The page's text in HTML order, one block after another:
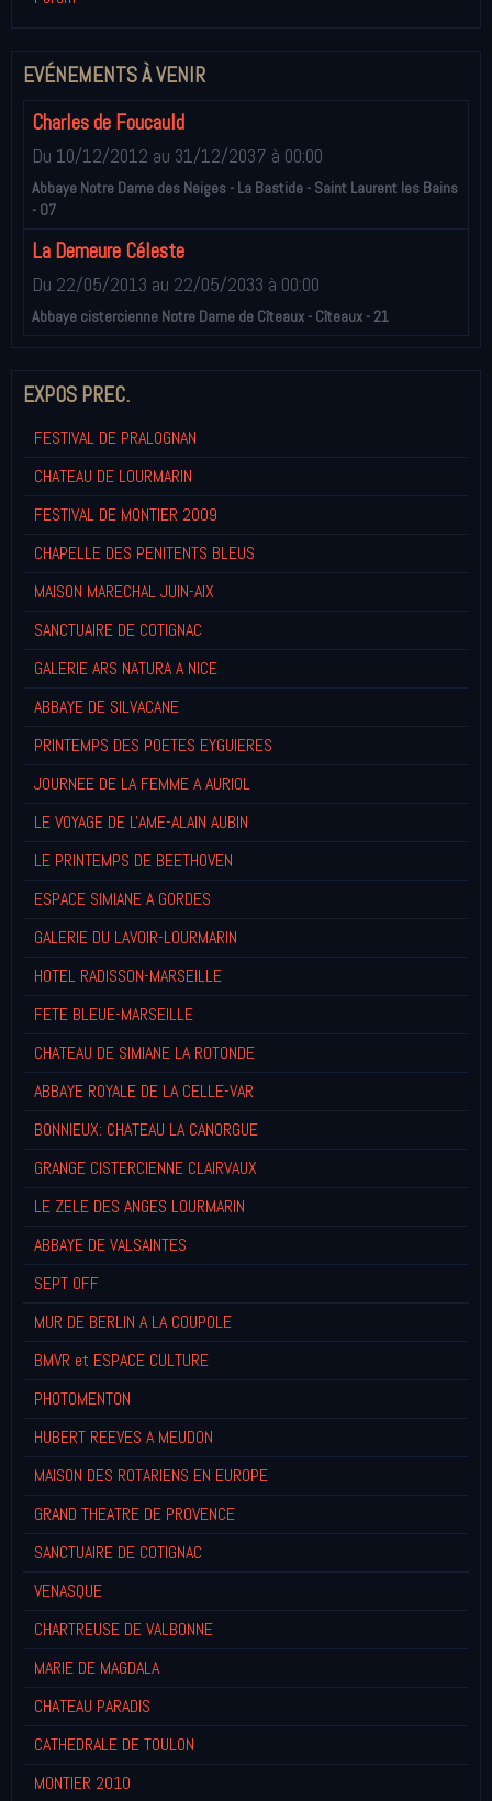
EVÉNEMENTS À VENIR
Charles de Foucauld
Du 10/12/2012 au 31/12/2037 à 00:00
Abbaye Notre Dame des Neiges - La Bastide - Saint Laurent les Bains
- 07
La Demeure Céleste
Du 22/05/2013 au 22/05/2033 à 00:00
Abbaye cistercienne Notre Dame de Cîteaux - Cîteaux - 21
EXPOS PREC.
FESTIVAL DE PRALOGNAN
CHATEAU DE LOURMARIN
FESTIVAL DE MONTIER 2009
CHAPELLE DES PENITENTS BLEUS
MAISON MARECHAL JUIN-AIX
SANCTUAIRE DE COTIGNAC
GALERIE ARS NATURA A NICE
ABBAYE DE SILVACANE
PRINTEMPS DES POETES EYGUIERES
JOURNEE DE LA FEMME A AURIOL
LE VOYAGE DE L'AME-ALAIN AUBIN
LE PRINTEMPS DE BEETHOVEN
ESPACE SIMIANE A GORDES
GALERIE DU LAVOIR-LOURMARIN
HOTEL RADISSON-MARSEILLE
FETE BLEUE-MARSEILLE
CHATEAU DE SIMIANE LA ROTONDE
ABBAYE ROYALE DE LA CELLE-VAR
BONNIEUX: CHATEAU LA CANORGUE
GRANGE CISTERCIENNE CLAIRVAUX
LE ZELE DES ANGES LOURMARIN
ABBAYE DE VALSAINTES
SEPT OFF
MUR DE BERLIN A LA COUPOLE
BMVR et ESPACE CULTURE
PHOTOMENTON
HUBERT REEVES A MEUDON
MAISON DES ROTARIENS EN EUROPE
GRAND THEATRE DE PROVENCE
SANCTUAIRE DE COTIGNAC
VENASQUE
CHARTREUSE DE VALBONNE
MARIE DE MAGDALA
CHATEAU PARADIS
CATHEDRALE DE TOULON
MONTIER 2010